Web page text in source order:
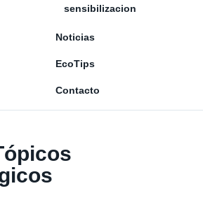
sensibilizacion
Noticias
EcoTips
Contacto